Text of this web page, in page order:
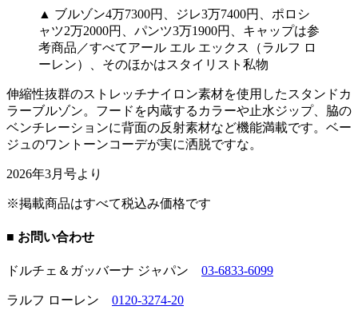
▲ ブルゾン4万7300円、ジレ3万7400円、ポロシ
ャツ2万2000円、パンツ3万1900円、キャップは参
考商品／すべてアール エル エックス（ラルフ ロ
ーレン）、そのほかはスタイリスト私物
伸縮性抜群のストレッチナイロン素材を使用したスタンドカ
ラーブルゾン。フードを内蔵するカラーや止水ジップ、脇の
ベンチレーションに背面の反射素材など機能満載です。ベー
ジュのワントーンコーデが実に洒脱ですな。
2026年3月号より
※掲載商品はすべて税込み価格です
■ お問い合わせ
ドルチェ＆ガッバーナ ジャパン 03-6833-6099
ラルフ ローレン 0120-3274-20